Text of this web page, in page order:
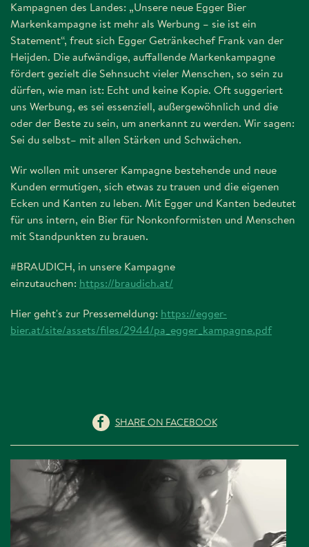
Kampagnen des Landes: „Unsere neue Egger Bier
Markenkampagne ist mehr als Werbung – sie ist ein
Statement“, freut sich Egger Getränkechef Frank van der
Heijden. Die aufwändige, auffallende Markenkampagne
fördert gezielt die Sehnsucht vieler Menschen, so sein zu
dürfen, wie man ist: Echt und keine Kopie. Oft suggeriert
uns Werbung, es sei essenziell, außergewöhnlich und die
oder der Beste zu sein, um anerkannt zu werden. Wir sagen:
Sei du selbst– mit allen Stärken und Schwächen.
Wir wollen mit unserer Kampagne bestehende und neue
Kunden ermutigen, sich etwas zu trauen und die eigenen
Ecken und Kanten zu leben. Mit Egger und Kanten bedeutet
für uns intern, ein Bier für Nonkonformisten und Menschen
mit Standpunkten zu brauen.
#BRAUDICH, in unsere Kampagne
einzutauchen: https://braudich.at/
Hier geht's zur Pressemeldung: https://egger-
bier.at/site/assets/files/2944/pa_egger_kampagne.pdf
SHARE ON FACEBOOK